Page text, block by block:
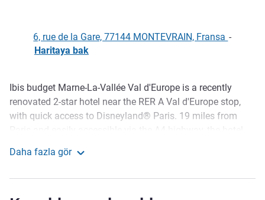
6, rue de la Gare, 77144 MONTEVRAIN, Fransa -
Haritaya bak
Açıklama
Ibis budget Marne-La-Vallée Val d'Europe is a recently
renovated 2-star hotel near the RER A Val d'Europe stop,
with quick access to Disneyland® Paris. 19 miles from
functional rooms, and paid private parking, for a practical
Daha fazla gör